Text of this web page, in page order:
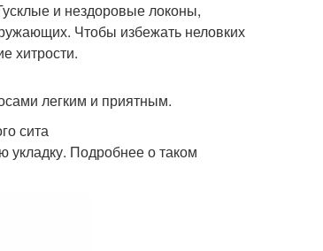
и нездоровые локоны,
Чтобы избежать неловких
хитрости.
легким и приятным.
сита
укладку. Подробнее о таком